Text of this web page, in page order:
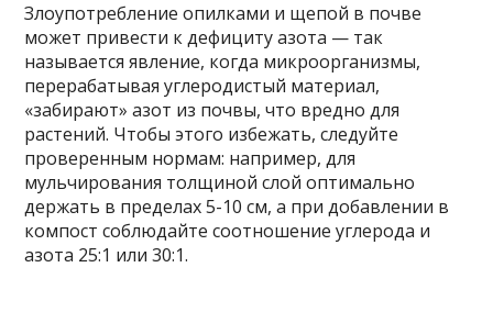
Злоупотребление опилками и щепой в почве
может привести к дефициту азота — так
называется явление, когда микроорганизмы,
перерабатывая углеродистый материал,
«забирают» азот из почвы, что вредно для
растений. Чтобы этого избежать, следуйте
проверенным нормам: например, для
мульчирования толщиной слой оптимально
держать в пределах 5-10 см, а при добавлении в
компост соблюдайте соотношение углерода и
азота 25:1 или 30:1.